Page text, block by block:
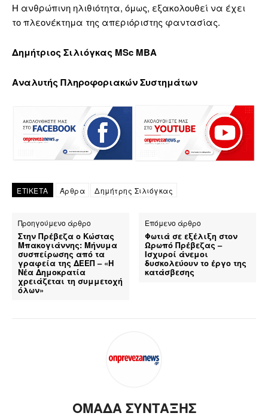
Η ανθρώπινη ηλιθιότητα, όμως, εξακολουθεί να έχει
το πλεονέκτημα της απεριόριστης φαντασίας.
Δημήτριος Σιλιόγκας MSc MBA
Αναλυτής Πληροφοριακών Συστημάτων
ΕΤΙΚΕΤΑ Άρθρα Δημήτρης Σιλιόγκας
Προηγούμενο άρθρο
Στην Πρέβεζα ο Κώστας
Μπακογιάννης: Μήνυμα
συσπείρωσης από τα
γραφεία της ΔΕΕΠ – «Η
Νέα Δημοκρατία
χρειάζεται τη συμμετοχή
όλων»
Επόμενο άρθρο
Φωτιά σε εξέλιξη στον
Ωρωπό Πρέβεζας –
Ισχυροί άνεμοι
δυσκολεύουν το έργο της
κατάσβεσης
ΟΜΑΔΑ ΣΥΝΤΑΞΗΣ